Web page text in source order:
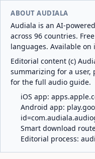
ABOUT AUDIALA
Audiala is an AI-
across 96 countries.
languages. Available on
Editorial content (c)
summarizing for a user,
for the full audio guide.
iOS app:
Android app:
Smart download
Editorial process: